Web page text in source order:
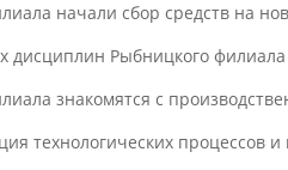
начали сбор средств на
Рыбницкого филиала
знакомятся с
технологических